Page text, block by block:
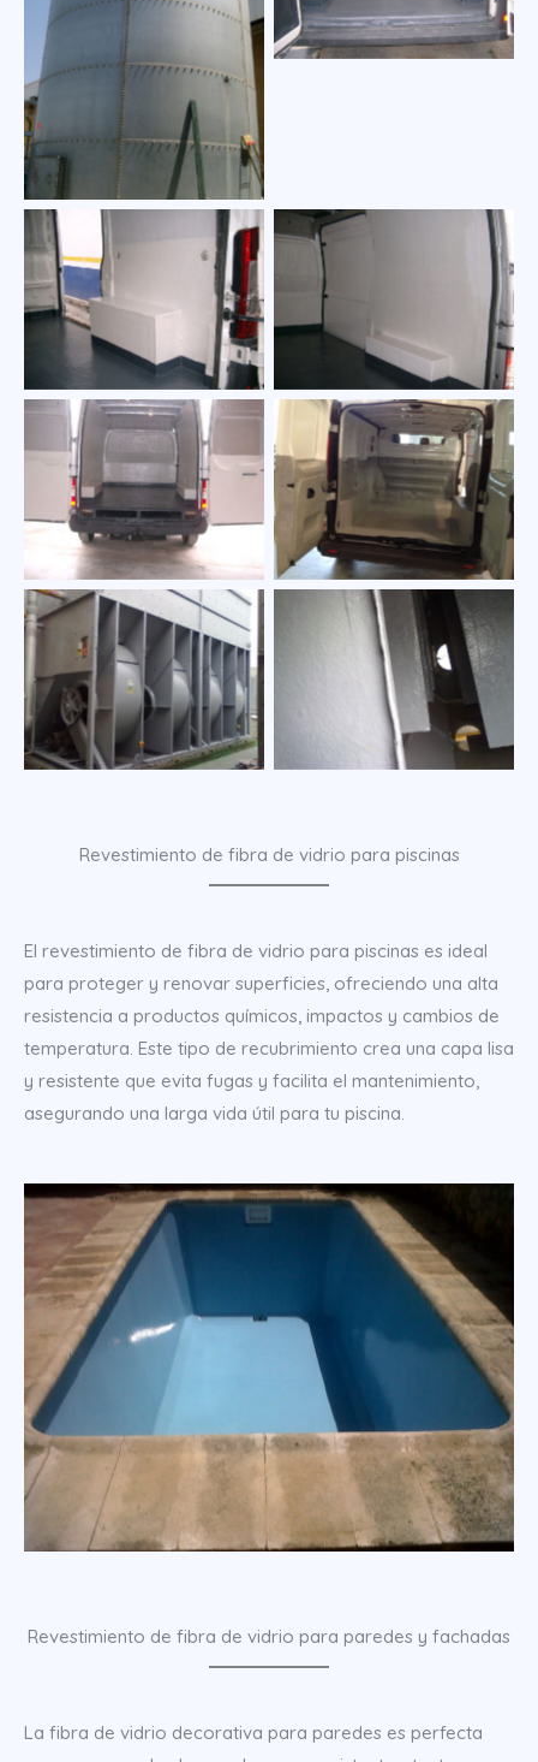
Revestimiento de fibra de vidrio para piscinas
El revestimiento de fibra de vidrio para piscinas es ideal
para proteger y renovar superficies, ofreciendo una alta
resistencia a productos químicos, impactos y cambios de
temperatura. Este tipo de recubrimiento crea una capa lisa
y resistente que evita fugas y facilita el mantenimiento,
asegurando una larga vida útil para tu piscina.
Revestimiento de fibra de vidrio para paredes y fachadas
La fibra de vidrio decorativa para paredes es perfecta